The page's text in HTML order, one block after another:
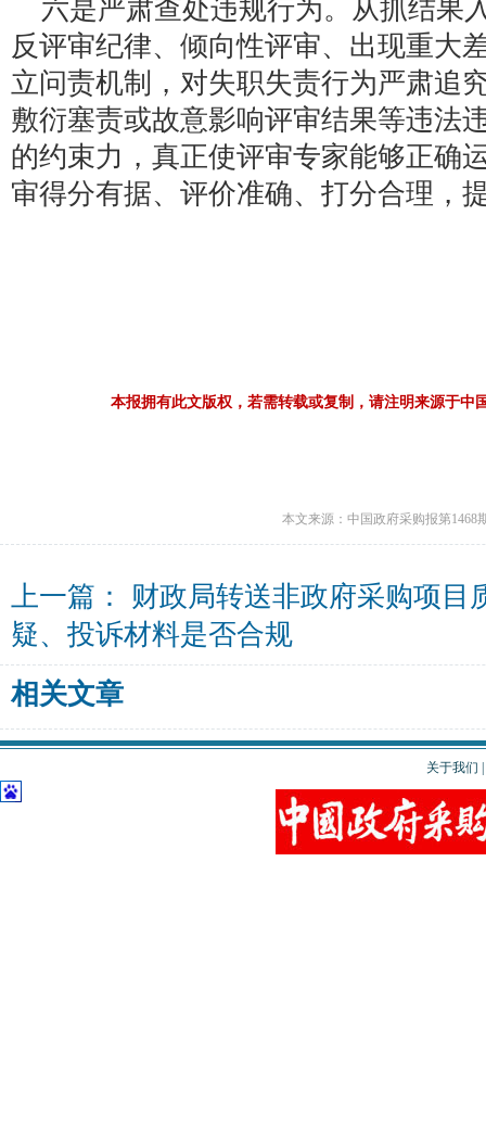
六是严肃查处违规行为。从抓结果
反评审纪律、倾向性评审、出现重大
立问责机制，对失职失责行为严肃追
敷衍塞责或故意影响评审结果等违法
的约束力，真正使评审专家能够正确
审得分有据、评价准确、打分合理，
本报拥有此文版权，若需转载或复制，请注明来源于
本文来源：中国政府采购报第1468
上一篇： 财政局转送非政府采购项目
疑、投诉材料是否合规
相关文章
关于我们